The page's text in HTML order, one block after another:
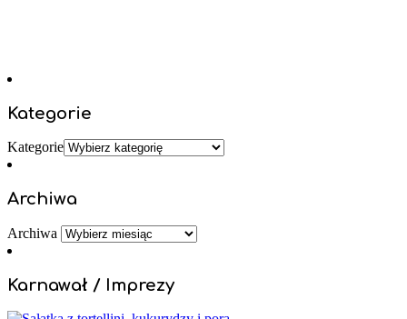
Kategorie
Kategorie
Archiwa
Archiwa
Karnawał / Imprezy